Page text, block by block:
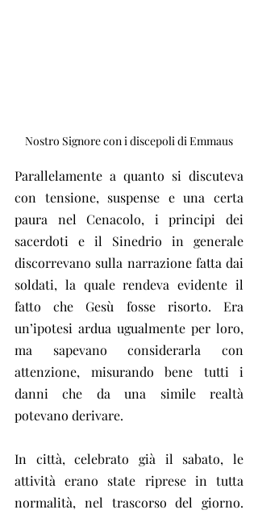
Nostro Signore con i discepoli di Emmaus
Parallelamente a quanto si discuteva
con tensione, suspense e una certa
paura nel Cenacolo, i principi dei
sacerdoti e il Sinedrio in generale
discorrevano sulla narrazione fatta dai
soldati, la quale rendeva evidente il
fatto che Gesù fosse risorto. Era
un’ipotesi ardua ugualmente per loro,
ma sapevano considerarla con
attenzione, misurando bene tutti i
danni che da una simile realtà
potevano derivare.
In città, celebrato già il sabato, le
attività erano state riprese in tutta
normalità, nel trascorso del giorno.